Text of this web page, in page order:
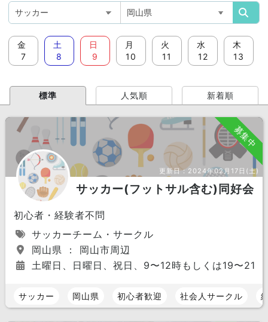
金
7
土
8
日
9
月
10
火
11
水
12
木
13
標準 人気順 新着順
募集中
更新日： 2024年02月17日(土)
サッカー(フットサル含む)同好会
初心者・経験者不問
サッカーチーム・サークル
岡山県 ： 岡山市周辺
土曜日、日曜日、祝日、9〜12時もしくは19〜21時
サッカー 岡山県 初心者歓迎 社会人サークル